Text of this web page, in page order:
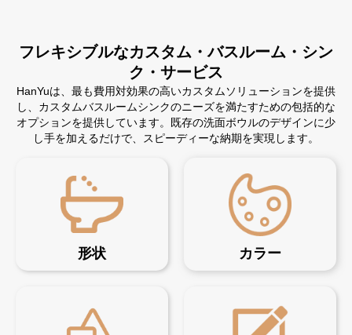
フレキシブルなカスタム・バスルーム・シン
ク・サービス
HanYuは、最も費用対効果の高いカスタムソリューションを提供
し、カスタムバスルームシンクのニーズを満たすための包括的な
オプションを提供しています。既存の洗面ボウルのデザインに少
し手を加えるだけで、スピーディーな納期を実現します。
形状 カラー